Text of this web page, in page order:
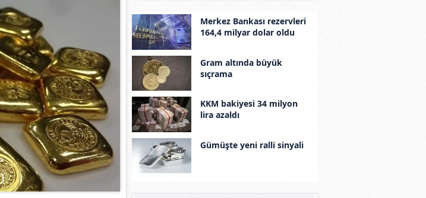
Merkez Bankası rezervleri
164,4 milyar dolar oldu
Gram altında büyük
sıçrama
KKM bakiyesi 34 milyon
lira azaldı
Gümüşte yeni ralli sinyali